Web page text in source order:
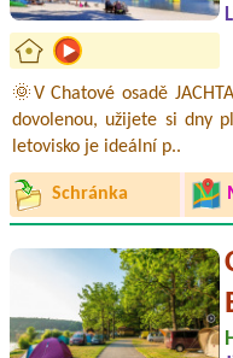
🌞V Chatové osadě
dovolenou, užijete si dny
letovisko je ideální p..
Schránka